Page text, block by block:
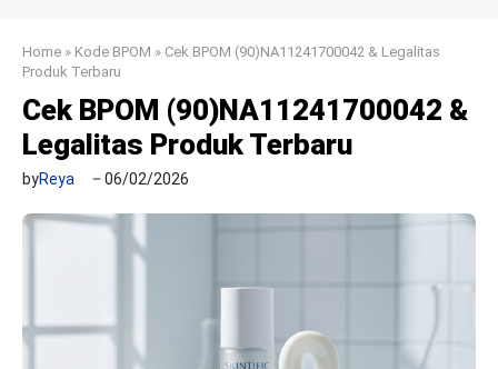
Home » Kode BPOM » Cek BPOM (90)NA11241700042 & Legalitas
Produk Terbaru
Cek BPOM (90)NA11241700042 &
Legalitas Produk Terbaru
byReya 06/02/2026